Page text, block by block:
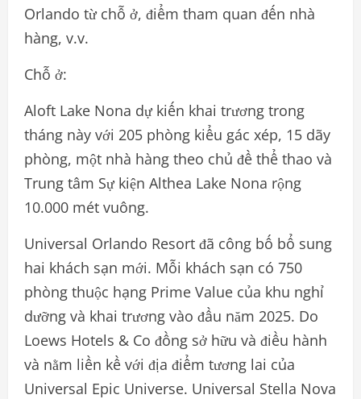
Orlando từ chỗ ở, điểm tham quan đến nhà
hàng, v.v.
Chỗ ở:
Aloft Lake Nona dự kiến khai trương trong
tháng này với 205 phòng kiểu gác xép, 15 dãy
phòng, một nhà hàng theo chủ đề thể thao và
Trung tâm Sự kiện Althea Lake Nona rộng
10.000 mét vuông.
Universal Orlando Resort đã công bố bổ sung
hai khách sạn mới. Mỗi khách sạn có 750
phòng thuộc hạng Prime Value của khu nghỉ
dưỡng và khai trương vào đầu năm 2025. Do
Loews Hotels & Co đồng sở hữu và điều hành
và nằm liền kề với địa điểm tương lai của
Universal Epic Universe. Universal Stella Nova